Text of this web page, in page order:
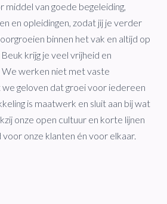
middel van goede begeleiding,
en opleidingen, zodat jij je verder
binnen het vak en altijd op
krijg je veel vrijheid en
werken niet met vaste
geloven dat groei voor iedereen
is maatwerk en sluit aan bij wat
onze open cultuur en korte lijnen
onze klanten én voor elkaar.